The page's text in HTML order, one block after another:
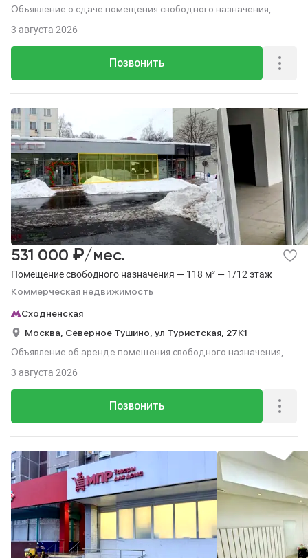
Объявление о сдаче помещения свободного назначения,
Позвонить
3 августа 2026
Помещение свободного назначения — 118 м² — 1/12 этаж
Коммерческая недвижимость
531 000 ₽/мес.
Сходненская
Москва, Северное Тушино, ул Туристская, 27К1
Объявление об аренде помещения свободного назначения,
Позвонить
3 августа 2026